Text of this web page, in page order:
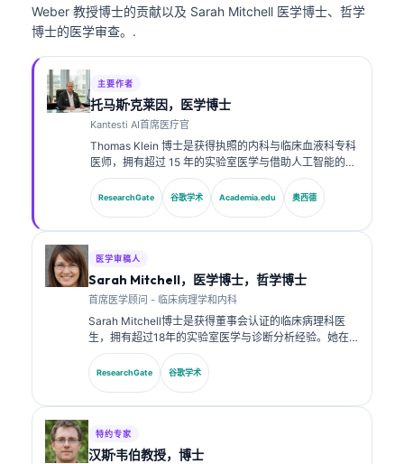
Weber 教授博士的贡献以及 Sarah Mitchell 医学博士、哲学
博士的医学审查。.
主要作者
托马斯·克莱因，医学博士
Kantesti AI首席医疗官
Thomas Klein 博士是获得执照的内科与临床血液科专科
医师，拥有超过 15 年的实验室医学与借助人工智能的临
床分析经验。作为 Kantesti AI 的首席医疗官，他负责对
专有神经网络的医学准确性进行临床监督。Klein 博士在
生物标志物解读以及实验室医学相关的实验室诊断方面
ResearchGate 谷歌学术 Academia.edu 奥西德
医学审稿人
Sarah Mitchell，医学博士，哲学博士
首席医学顾问 - 临床病理学和内科
Sarah Mitchell博士是获得董事会认证的临床病理科医
生，拥有超过18年的实验室医学与诊断分析经验。她在
临床化学方面拥有专业认证，并在临床实践中就生物标志
物面板与实验室分析发表了大量研究成果。.
ResearchGate 谷歌学术
特约专家
汉斯·韦伯教授，博士